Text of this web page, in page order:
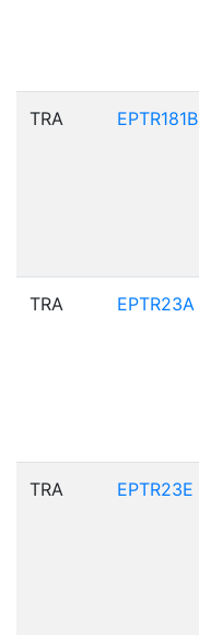
TRA EPTR181B
TRA EPTR23A
TRA EPTR23E